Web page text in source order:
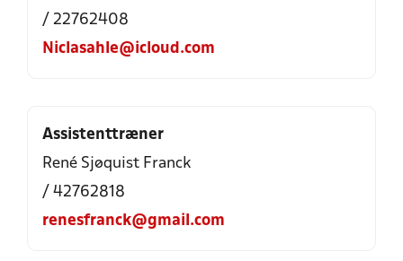
/ 22762408
Niclasahle@icloud.com
Assistenttræner
René Sjøquist Franck
/ 42762818
renesfranck@gmail.com